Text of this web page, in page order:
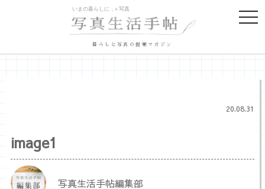
暮らしと写真の提案マガジン
20.08.31
image1
写真生活手帖編集部